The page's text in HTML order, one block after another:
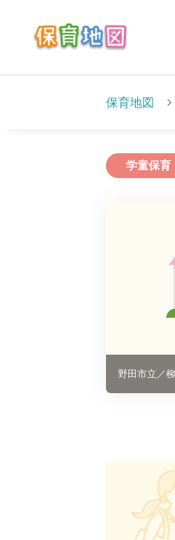
保育地図
学童保育
野田市立／